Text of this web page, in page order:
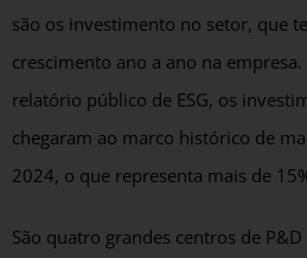
são os investimento no setor, que
crescimento ano a ano na
relatório público de ESG, os
chegaram ao marco histórico de
2024, o que representa mais de
São quatro grandes centros de